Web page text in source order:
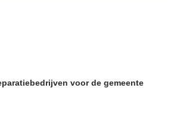
voor de gemeente